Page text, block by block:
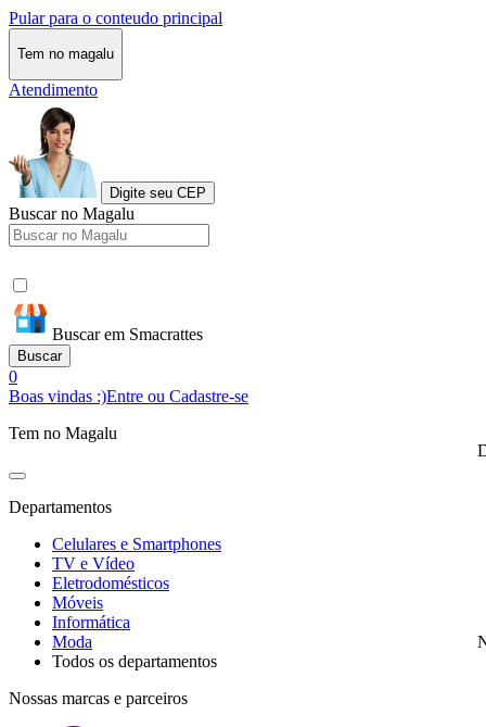
Pular para o conteudo principal
Tem no magalu
Atendimento
Digite seu CEP
Buscar no Magalu
Buscar em Smacrattes
Buscar
0
Boas vindas :)Entre ou Cadastre-se
Tem no Magalu
Departamentos
Celulares e Smartphones
TV e Vídeo
Eletrodomésticos
Móveis
Informática
Moda
Todos os departamentos
Nossas marcas e parceiros